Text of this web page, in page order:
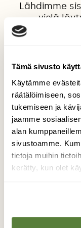
Tämä sivusto
Käytämme
räätälöimiseen,
tukemiseen ja
jaamme
alan
sivustoamme.
tietoja muihin
kerätty, kun olet
Lähdimme
vielä
kovettamat
outoon
tulvaoja oli
tiiviin
leveä
tieojaan.
noin
pakkasta.
metsätiellä
hillitäkin